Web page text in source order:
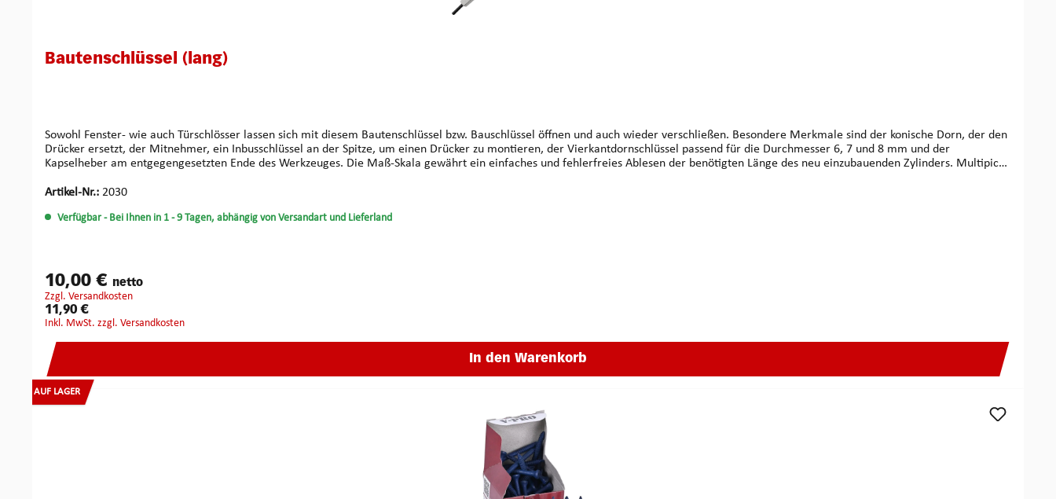
Bautenschlüssel (lang)
Sowohl Fenster- wie auch Türschlösser lassen sich mit diesem Bautenschlüssel bzw. Bauschlüssel öffnen und auch wieder verschließen. Besondere Merkmale sind der konische Dorn, der den
Drücker ersetzt, der Mitnehmer, ein Inbusschlüssel an der Spitze, um einen Drücker zu montieren, der Vierkantdornschlüssel passend für die Durchmesser 6, 7 und 8 mm und der
Kapselheber am entgegengesetzten Ende des Werkzeuges. Die Maß-Skala gewährt ein einfaches und fehlerfreies Ablesen der benötigten Länge des neu einzubauenden Zylinders. Multipick
Artikel-Nr.: 2030
Verfügbar - Bei Ihnen in 1 - 9 Tagen, abhängig von Versandart und Lieferland
10,00 € netto
zzgl. Versandkosten
11,90 €
inkl. MwSt. zzgl. Versandkosten
In den Warenkorb
AUF LAGER